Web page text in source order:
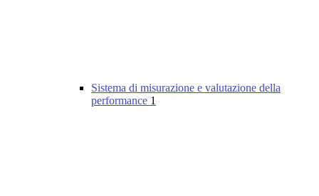
Sistema di misurazione e valutazione della
performance 1